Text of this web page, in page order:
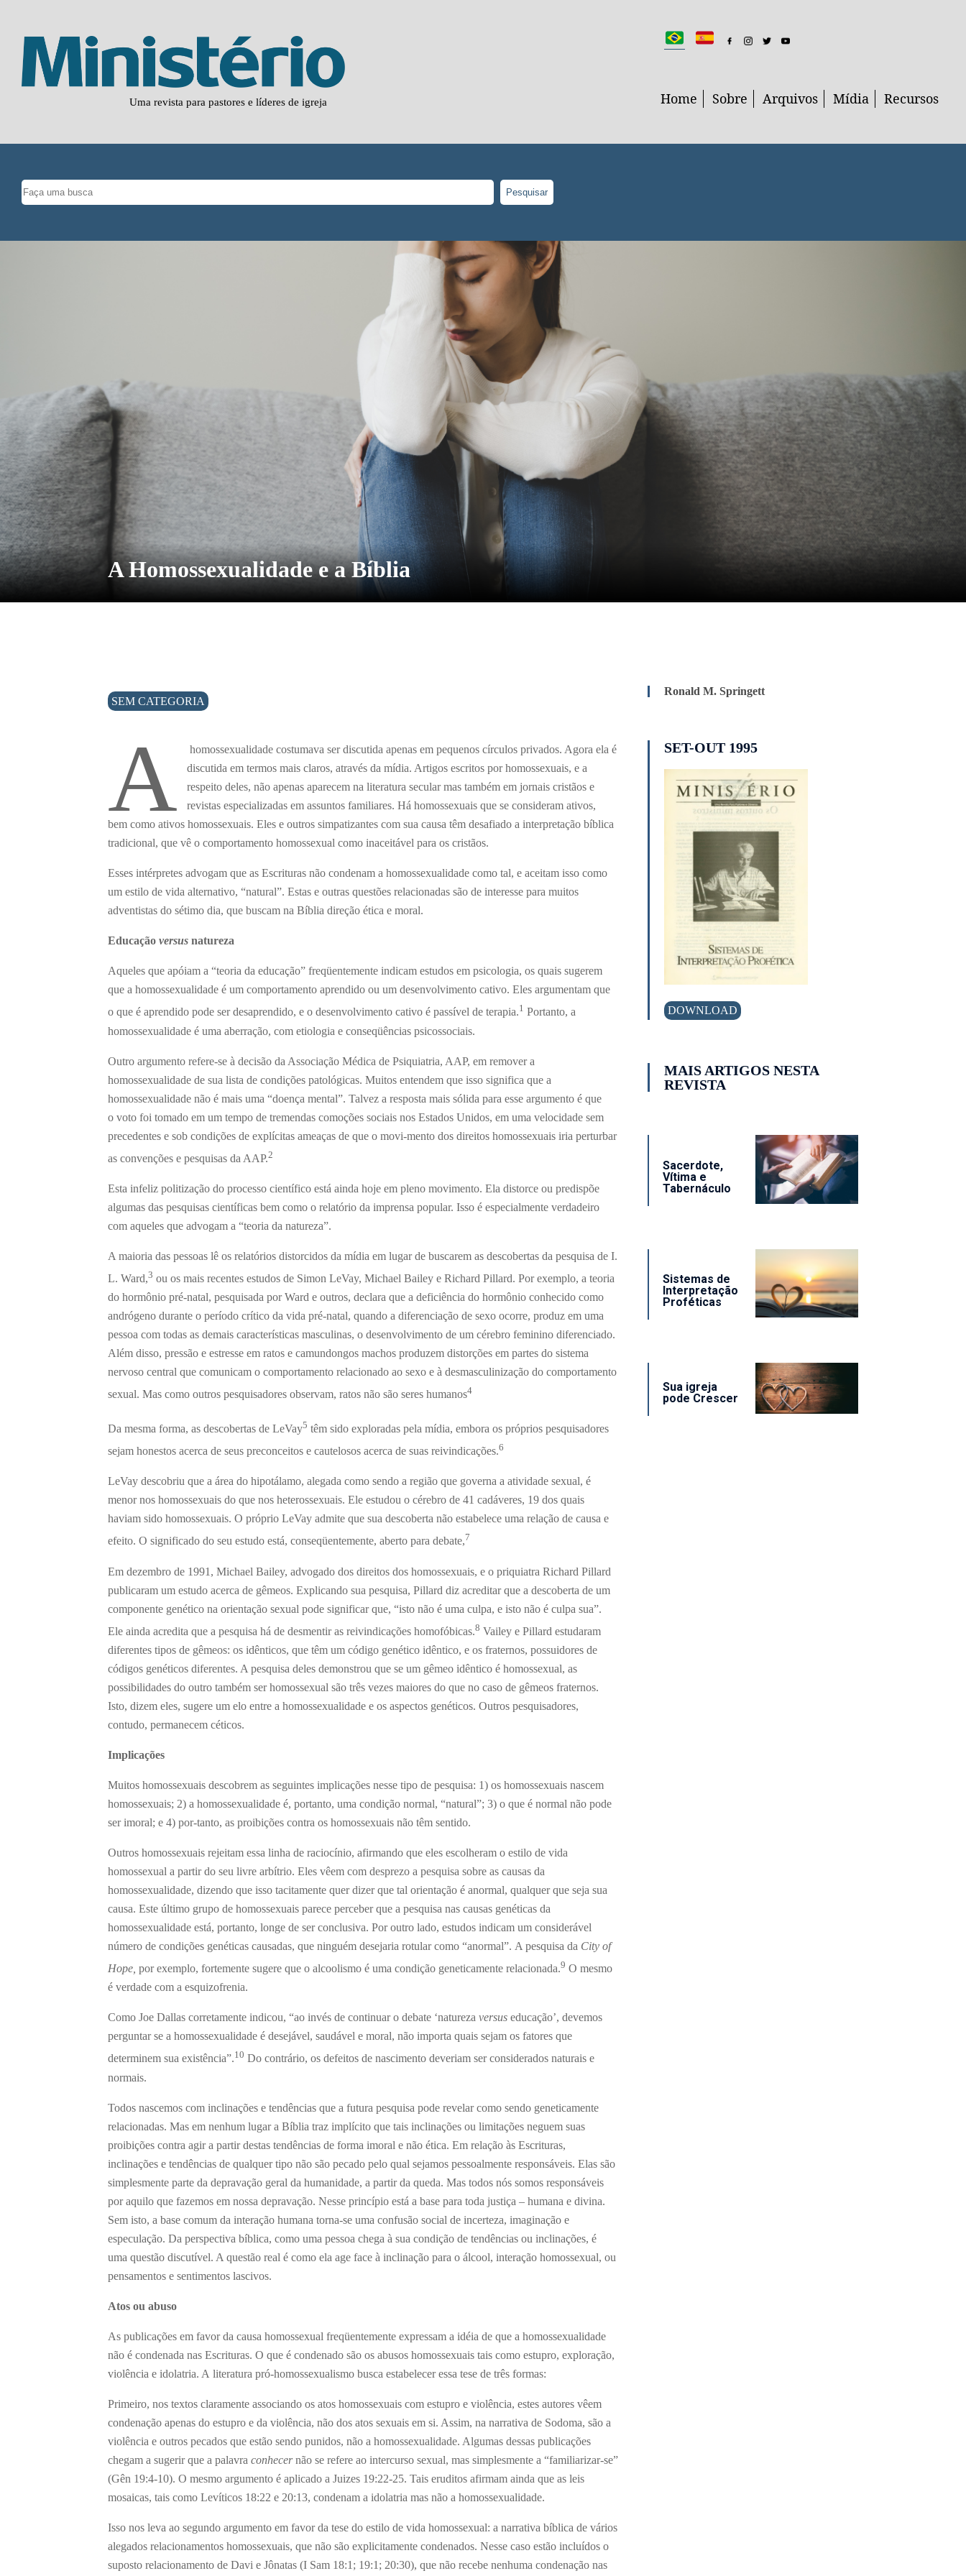
Uma revista para pastores e líderes de igreja Home Sobre Arquivos Mídia Recursos
Pesquisar
A Homossexualidade e a Bíblia
SEM CATEGORIA
A
homossexualidade costumava ser discutida apenas em pequenos círculos privados. Agora ela é
discutida em termos mais claros, através da mídia. Artigos escritos por homossexuais, e a
respeito deles, não apenas aparecem na literatura secular mas também em jornais cristãos e
revistas especializadas em assuntos familiares. Há homossexuais que se consideram ativos,
bem como ativos homossexuais. Eles e outros simpatizantes com sua causa têm desafiado a interpretação bíblica
tradicional, que vê o comportamento homossexual como inaceitável para os cristãos.
Esses intérpretes advogam que as Escrituras não condenam a homossexualidade como tal, e aceitam isso como
um estilo de vida alternativo, “natural”. Estas e outras questões relacionadas são de interesse para muitos
adventistas do sétimo dia, que buscam na Bíblia direção ética e moral.
Educação versus natureza
Aqueles que apóiam a “teoria da educação” freqüentemente indicam estudos em psicologia, os quais sugerem
que a homossexualidade é um comportamento aprendido ou um desenvolvimento cativo. Eles argumentam que
o que é aprendido pode ser desaprendido, e o desenvolvimento cativo é passível de terapia.1 Portanto, a
homossexualidade é uma aberração, com etiologia e conseqüências psicossociais.
Outro argumento refere-se à decisão da Associação Médica de Psiquiatria, AAP, em remover a
homossexualidade de sua lista de condições patológicas. Muitos entendem que isso significa que a
homossexualidade não é mais uma “doença mental”. Talvez a resposta mais sólida para esse argumento é que
o voto foi tomado em um tempo de tremendas comoções sociais nos Estados Unidos, em uma velocidade sem
precedentes e sob condições de explícitas ameaças de que o movi-mento dos direitos homossexuais iria perturbar
as convenções e pesquisas da AAP.2
Esta infeliz politização do processo científico está ainda hoje em pleno movimento. Ela distorce ou predispõe
algumas das pesquisas científicas bem como o relatório da imprensa popular. Isso é especialmente verdadeiro
com aqueles que advogam a “teoria da natureza”.
A maioria das pessoas lê os relatórios distorcidos da mídia em lugar de buscarem as descobertas da pesquisa de I.
L. Ward,3 ou os mais recentes estudos de Simon LeVay, Michael Bailey e Richard Pillard. Por exemplo, a teoria
do hormônio pré-natal, pesquisada por Ward e outros, declara que a deficiência do hormônio conhecido como
andrógeno durante o período crítico da vida pré-natal, quando a diferenciação de sexo ocorre, produz em uma
pessoa com todas as demais características masculinas, o desenvolvimento de um cérebro feminino diferenciado.
Além disso, pressão e estresse em ratos e camundongos machos produzem distorções em partes do sistema
nervoso central que comunicam o comportamento relacionado ao sexo e à desmasculinização do comportamento
sexual. Mas como outros pesquisadores observam, ratos não são seres humanos4
Da mesma forma, as descobertas de LeVay5 têm sido exploradas pela mídia, embora os próprios pesquisadores
sejam honestos acerca de seus preconceitos e cautelosos acerca de suas reivindicações.6
LeVay descobriu que a área do hipotálamo, alegada como sendo a região que governa a atividade sexual, é
menor nos homossexuais do que nos heterossexuais. Ele estudou o cérebro de 41 cadáveres, 19 dos quais
haviam sido homossexuais. O próprio LeVay admite que sua descoberta não estabelece uma relação de causa e
efeito. O significado do seu estudo está, conseqüentemente, aberto para debate,7
Em dezembro de 1991, Michael Bailey, advogado dos direitos dos homossexuais, e o priquiatra Richard Pillard
publicaram um estudo acerca de gêmeos. Explicando sua pesquisa, Pillard diz acreditar que a descoberta de um
componente genético na orientação sexual pode significar que, “isto não é uma culpa, e isto não é culpa sua”.
Ele ainda acredita que a pesquisa há de desmentir as reivindicações homofóbicas.8 Vailey e Pillard estudaram
diferentes tipos de gêmeos: os idênticos, que têm um código genético idêntico, e os fraternos, possuidores de
códigos genéticos diferentes. A pesquisa deles demonstrou que se um gêmeo idêntico é homossexual, as
possibilidades do outro também ser homossexual são três vezes maiores do que no caso de gêmeos fraternos.
Isto, dizem eles, sugere um elo entre a homossexualidade e os aspectos genéticos. Outros pesquisadores,
contudo, permanecem céticos.
Implicações
Muitos homossexuais descobrem as seguintes implicações nesse tipo de pesquisa: 1) os homossexuais nascem
homossexuais; 2) a homossexualidade é, portanto, uma condição normal, “natural”; 3) o que é normal não pode
ser imoral; e 4) por-tanto, as proibições contra os homossexuais não têm sentido.
Outros homossexuais rejeitam essa linha de raciocínio, afirmando que eles escolheram o estilo de vida
homossexual a partir do seu livre arbítrio. Eles vêem com desprezo a pesquisa sobre as causas da
homossexualidade, dizendo que isso tacitamente quer dizer que tal orientação é anormal, qualquer que seja sua
causa. Este último grupo de homossexuais parece perceber que a pesquisa nas causas genéticas da
homossexualidade está, portanto, longe de ser conclusiva. Por outro lado, estudos indicam um considerável
número de condições genéticas causadas, que ninguém desejaria rotular como “anormal”. A pesquisa da City of
Hope, por exemplo, fortemente sugere que o alcoolismo é uma condição geneticamente relacionada.9 O mesmo
é verdade com a esquizofrenia.
Como Joe Dallas corretamente indicou, “ao invés de continuar o debate ‘natureza versus educação’, devemos
perguntar se a homossexualidade é desejável, saudável e moral, não importa quais sejam os fatores que
determinem sua existência”.10 Do contrário, os defeitos de nascimento deveriam ser considerados naturais e
normais.
Todos nascemos com inclinações e tendências que a futura pesquisa pode revelar como sendo geneticamente
relacionadas. Mas em nenhum lugar a Bíblia traz implícito que tais inclinações ou limitações neguem suas
proibições contra agir a partir destas tendências de forma imoral e não ética. Em relação às Escrituras,
inclinações e tendências de qualquer tipo não são pecado pelo qual sejamos pessoalmente responsáveis. Elas são
simplesmente parte da depravação geral da humanidade, a partir da queda. Mas todos nós somos responsáveis
por aquilo que fazemos em nossa depravação. Nesse princípio está a base para toda justiça – humana e divina.
Sem isto, a base comum da interação humana torna-se uma confusão social de incerteza, imaginação e
especulação. Da perspectiva bíblica, como uma pessoa chega à sua condição de tendências ou inclinações, é
uma questão discutível. A questão real é como ela age face à inclinação para o álcool, interação homossexual, ou
pensamentos e sentimentos lascivos.
Atos ou abuso
As publicações em favor da causa homossexual freqüentemente expressam a idéia de que a homossexualidade
não é condenada nas Escrituras. O que é condenado são os abusos homossexuais tais como estupro, exploração,
violência e idolatria. A literatura pró-homossexualismo busca estabelecer essa tese de três formas:
Primeiro, nos textos claramente associando os atos homossexuais com estupro e violência, estes autores vêem
condenação apenas do estupro e da violência, não dos atos sexuais em si. Assim, na narrativa de Sodoma, são a
violência e outros pecados que estão sendo punidos, não a homossexualidade. Algumas dessas publicações
chegam a sugerir que a palavra conhecernão se refere ao intercurso sexual, mas simplesmente a “familiarizar-se”
(Gên 19:4-10). O mesmo argumento é aplicado a Juizes 19:22-25. Tais eruditos afirmam ainda que as leis
mosaicas, tais como Levíticos 18:22 e 20:13, condenam a idolatria mas não a homossexualidade.
Isso nos leva ao segundo argumento em favor da tese do estilo de vida homossexual: a narrativa bíblica de vários
alegados relacionamentos homossexuais, que não são explicitamente condenados. Nesse caso estão incluídos o
suposto relacionamento de Davi e Jônatas (I Sam 18:1; 19:1; 20:30), que não recebe nenhuma condenação nas
Ronald M. Springett
SET-OUT 1995
DOWNLOAD
MAIS ARTIGOS NESTA
REVISTA
Sacerdote,
Vítima e
Tabernáculo
Sistemas de
Interpretação
Proféticas
Sua igreja
pode Crescer